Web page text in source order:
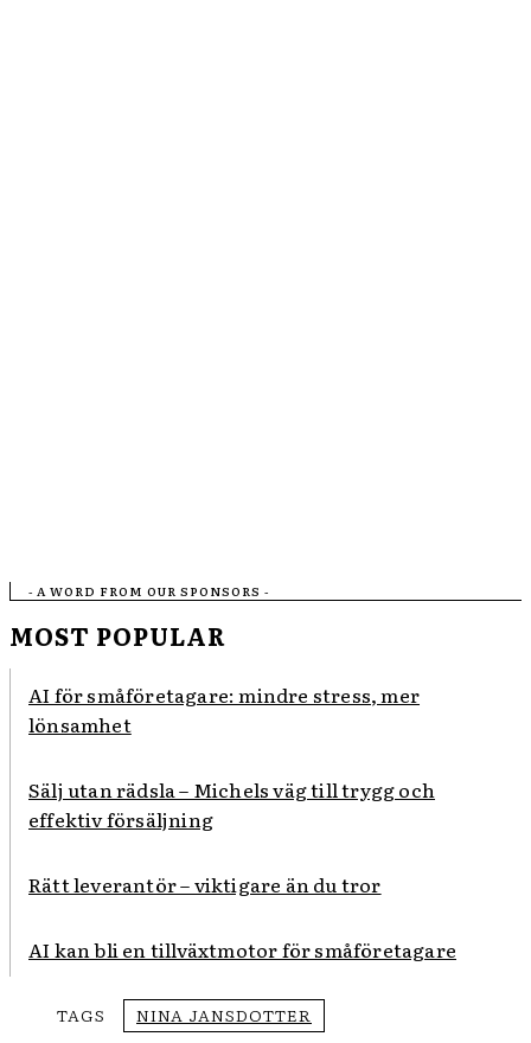
- A WORD FROM OUR SPONSORS -
MOST POPULAR
AI för småföretagare: mindre stress, mer
lönsamhet
Sälj utan rädsla – Michels väg till trygg och
effektiv försäljning
Rätt leverantör – viktigare än du tror
AI kan bli en tillväxtmotor för småföretagare
TAGS NINA JANSDOTTER